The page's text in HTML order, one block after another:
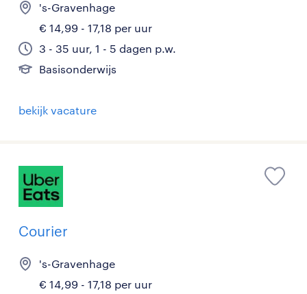
's-Gravenhage
€ 14,99 - 17,18 per uur
3 - 35 uur, 1 - 5 dagen p.w.
Basisonderwijs
bekijk vacature
Courier
's-Gravenhage
€ 14,99 - 17,18 per uur